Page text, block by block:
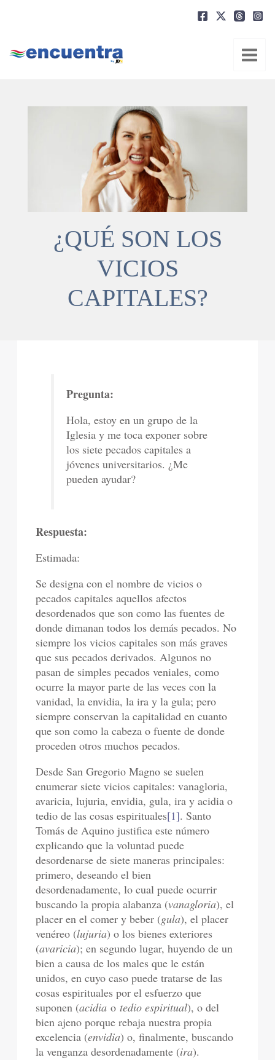
¿QUÉ SON LOS
VICIOS
CAPITALES?
Pregunta:
Hola, estoy en un grupo de la
Iglesia y me toca exponer sobre
los siete pecados capitales a
jóvenes universitarios. ¿Me
pueden ayudar?
Respuesta:
Estimada:
Se designa con el nombre de vicios o
pecados capitales aquellos afectos
desordenados que son como las fuentes de
donde dimanan todos los demás pecados. No
siempre los vicios capitales son más graves
que sus pecados derivados. Algunos no
pasan de simples pecados veniales, como
ocurre la mayor parte de las veces con la
vanidad, la envidia, la ira y la gula; pero
siempre conservan la capitalidad en cuanto
que son como la cabeza o fuente de donde
proceden otros muchos pecados.
Desde San Gregorio Magno se suelen
enumerar siete vicios capitales: vanagloria,
avaricia, lujuria, envidia, gula, ira y acidia o
tedio de las cosas espirituales[1]. Santo
Tomás de Aquino justifica este número
explicando que la voluntad puede
desordenarse de siete maneras principales:
primero, deseando el bien
desordenadamente, lo cual puede ocurrir
buscando la propia alabanza (vanagloria), el
placer en el comer y beber (gula), el placer
venéreo (lujuria) o los bienes exteriores
(avaricia); en segundo lugar, huyendo de un
bien a causa de los males que le están
unidos, en cuyo caso puede tratarse de las
cosas espirituales por el esfuerzo que
suponen (acidia otedio espiritual), o del
bien ajeno porque rebaja nuestra propia
excelencia (envidia) o, finalmente, buscando
la venganza desordenadamente (ira).